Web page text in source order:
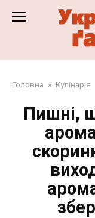
Головна » Кулінарія
Пишні,